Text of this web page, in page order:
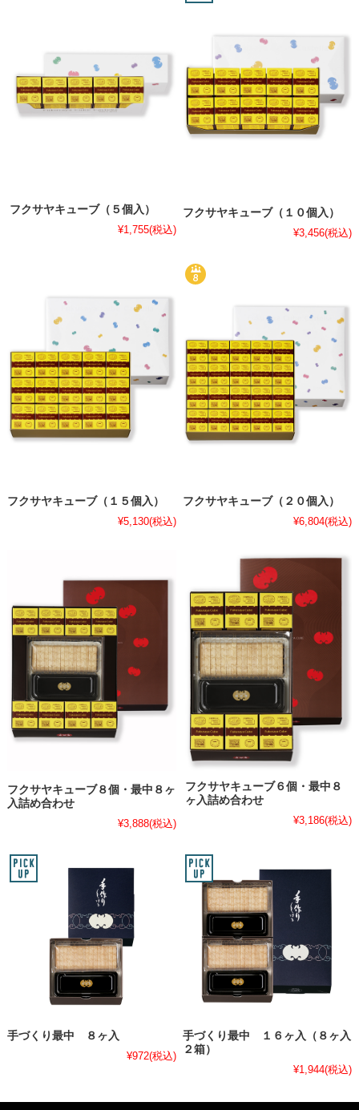
フクサヤキューブ（５個入）
¥1,755(税込)
フクサヤキューブ（１０個入）
¥3,456(税込)
フクサヤキューブ（１５個入）
¥5,130(税込)
フクサヤキューブ（２０個入）
¥6,804(税込)
フクサヤキューブ８個・最中８ヶ
入詰め合わせ
¥3,888(税込)
フクサヤキューブ６個・最中８
ヶ入詰め合わせ
¥3,186(税込)
手づくり最中 ８ヶ入
¥972(税込)
手づくり最中 １６ヶ入（８ヶ入
２箱）
¥1,944(税込)